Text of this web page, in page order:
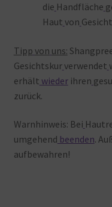
die Handfläche
Haut von
Tipp von uns:
Gesichtskurverwendet
erhält wiederihren
zurück.
Warnhinweis: Bei
umgehend beenden.
aufbewahren!